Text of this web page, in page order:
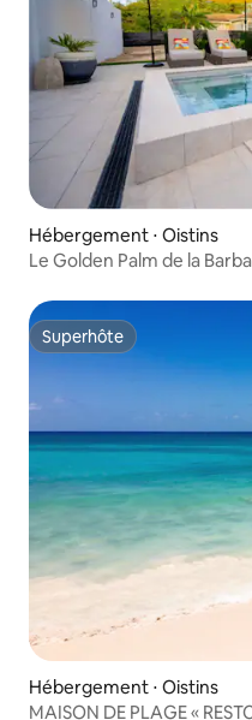
Hébergement ⋅ Oistins
Le Golden Palm de la
Superhôte
Superhôte
Hébergement ⋅ Oistins
MAISON DE PLAGE «